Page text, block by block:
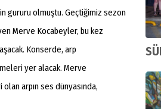
gururu olmuştu. Geçtiğimiz sezon
Merve Kocabeyler, bu kez
Konserde, arp
yer alacak. Merve
arpın ses dünyasında,